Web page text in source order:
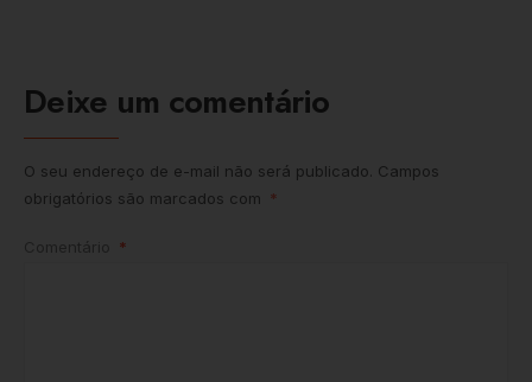
Deixe um comentário
O seu endereço de e-mail não será publicado. Campos
obrigatórios são marcados com *
*